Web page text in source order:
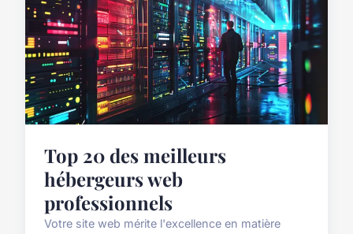
Top 20 des meilleurs
hébergeurs web
professionnels
Votre site web mérite l'excellence en matière